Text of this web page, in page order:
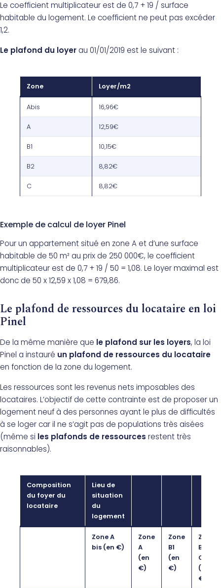
Le coefficient multiplicateur est de 0,7 + 19 / surface
habitable du logement. Le coefficient ne peut pas excéder
1,2.
Le plafond du loyerau 01/01/2019 est le suivant :
Zone Loyer/m2
Abis 16,96€
A 12,59€
B1 10,15€
B2 8,82€
C 8,82€
Exemple de calcul de loyer Pinel
Pour un appartement situé en zone A et d’une surface
habitable de 50 m² au prix de 250 000€, le coefficient
multiplicateur est de 0,7 + 19 / 50 = 1,08. Le loyer maximal est
donc de 50 x 12,59 x 1,08 = 679,86.
Le plafond de ressources du locataire en loi
Pinel
De la même manière que le plafond sur les loyers, la loi
Pinel a instauré un plafond de ressources du locataire
en fonction de la zone du logement.
Les ressources sont les revenus nets imposables des
locataires. L’objectif de cette contrainte est de proposer un
logement neuf à des personnes ayant le plus de difficultés
à se loger car il ne s’agit pas de populations très aisées
(même si les plafonds de ressources restent très
raisonnables).
Composition
du foyer du
locataire
Lieu de
situation
du
logement
Zone A
bis (en €)
Zone
A
(en
€)
Zone
B1
(en
€)
Zone
B2 et
C
(en
€)